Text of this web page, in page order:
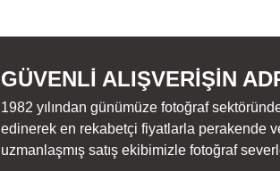
GÜVENLİ ALIŞVERİŞİN
1982 yılından günümüze fotoğraf
edinerek en rekabetçi fiyatlarla perakende
uzmanlaşmış satış ekibimizle fotoğraf